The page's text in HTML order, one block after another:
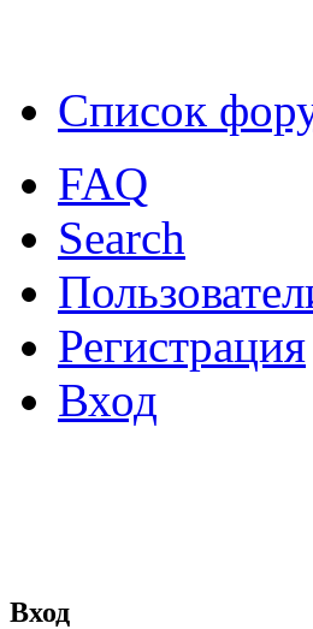
Список
FAQ
Search
Регистрация
Вход
Вход